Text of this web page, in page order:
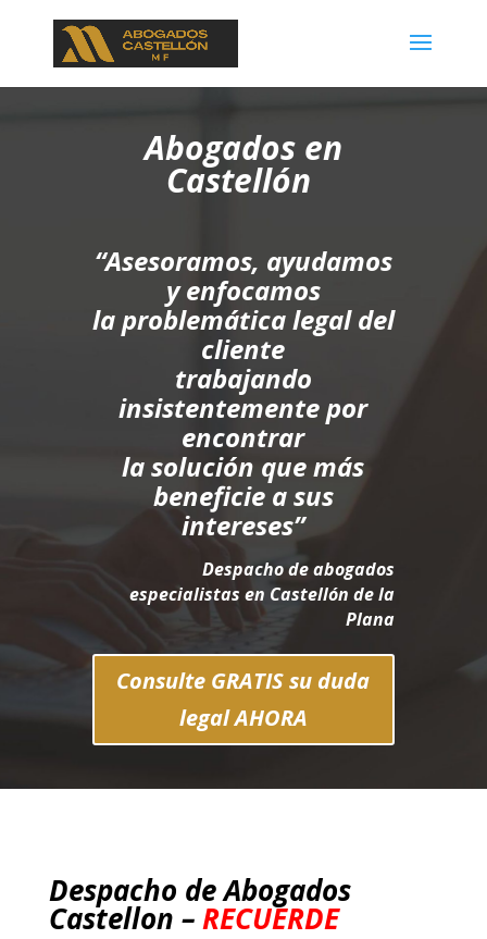
Abogados en
Castellón
“Asesoramos, ayudamos
y enfocamos
la problemática legal del
cliente
trabajando
insistentemente por
encontrar
la solución que más
beneficie a sus
intereses”
Despacho deabogados
especialistas en Castellón de la
Plana
Consulte GRATIS su duda
legal AHORA
Despacho de Abogados
Castellon – RECUERDE